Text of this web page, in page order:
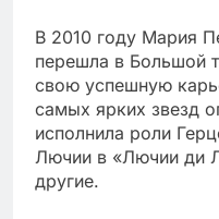
В 2010 году Мария
перешла в Большой
свою успешную
самых ярких звезд
исполнила роли
Лючии в «Лючии ди
другие.